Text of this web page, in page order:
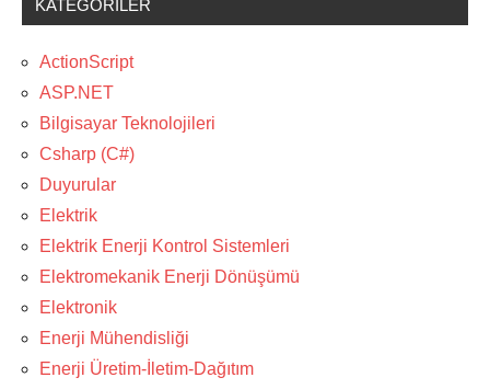
GÜVEN-
World's
top
2%
scientists
2025
KATEGORILER
ActionScript
ASP.NET
Bilgisayar Teknolojileri
Csharp (C#)
Duyurular
Elektrik
Elektrik Enerji Kontrol Sistemleri
Elektromekanik Enerji Dönüşümü
Elektronik
Enerji Mühendisliği
Enerji Üretim-İletim-Dağıtım